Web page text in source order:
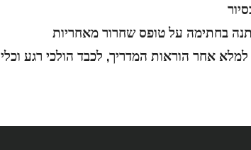
בחתימה על טופס שחרור מאחריות
אחר הוראות המדריך, לכבד הולכי רגע וכלי